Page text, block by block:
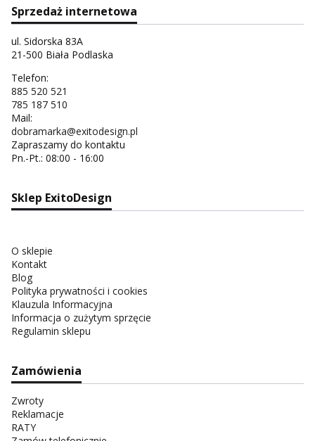
Sprzedaż internetowa
ul. Sidorska 83A
21-500 Biała Podlaska
Telefon:
885 520 521
785 187 510
Mail:
dobramarka@exitodesign.pl
Zapraszamy do kontaktu
Pn.-Pt.: 08:00 - 16:00
Sklep ExitoDesign
O sklepie
Kontakt
Blog
Polityka prywatności i cookies
Klauzula Informacyjna
Informacja o zużytym sprzęcie
Regulamin sklepu
Zamówienia
Zwroty
Reklamacje
RATY